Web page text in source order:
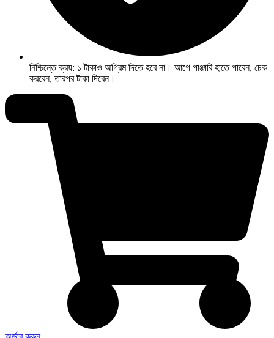
নিশ্চিন্তে ক্রয়: ১ টাকাও অগ্রিম দিতে হবে না। আগে পাঞ্জাবি হাতে পাবেন, চেক
করবেন, তারপর টাকা দিবেন।